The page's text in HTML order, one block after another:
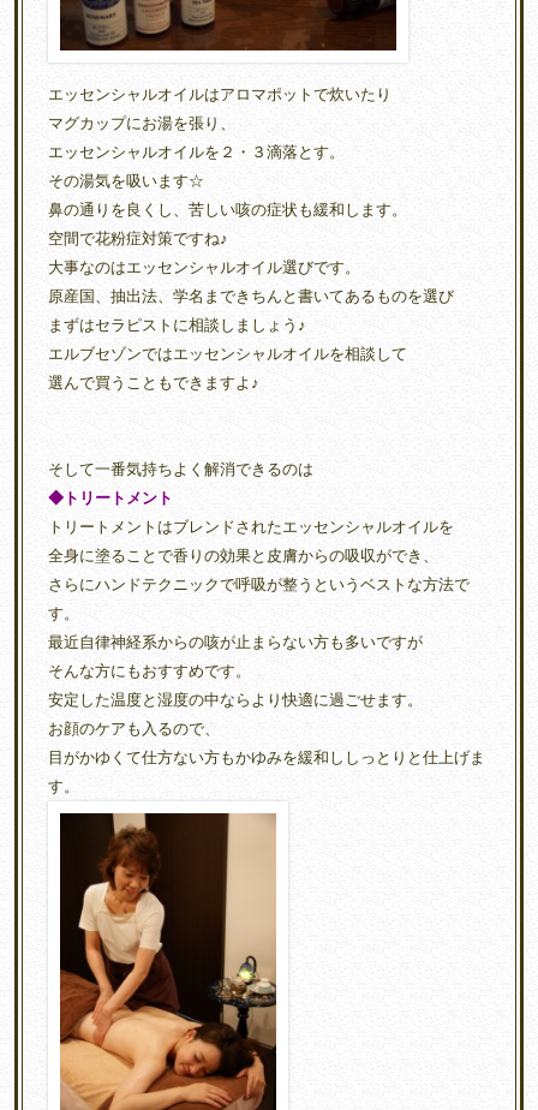
エッセンシャルオイルはアロマポットで炊いたり
マグカップにお湯を張り、
エッセンシャルオイルを２・３滴落とす。
その湯気を吸います☆
鼻の通りを良くし、苦しい咳の症状も緩和します。
空間で花粉症対策ですね♪
大事なのはエッセンシャルオイル選びです。
原産国、抽出法、学名まできちんと書いてあるものを選び
まずはセラピストに相談しましょう♪
エルブセゾンではエッセンシャルオイルを相談して
選んで買うこともできますよ♪
そして一番気持ちよく解消できるのは
◆トリートメント
トリートメントはブレンドされたエッセンシャルオイルを
全身に塗ることで香りの効果と皮膚からの吸収ができ、
さらにハンドテクニックで呼吸が整うというベストな方法で
す。
最近自律神経系からの咳が止まらない方も多いですが
そんな方にもおすすめです。
安定した温度と湿度の中ならより快適に過ごせます。
お顔のケアも入るので、
目がかゆくて仕方ない方もかゆみを緩和ししっとりと仕上げま
す。